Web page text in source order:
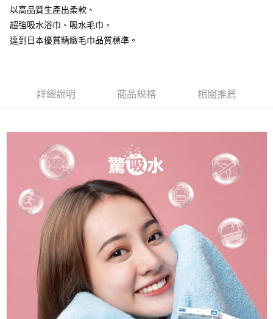
以高品質生產出柔軟、
超強吸水浴巾、吸水毛巾，
達到日本優質精緻毛巾品質標準。
詳細說明 商品規格 相關推薦